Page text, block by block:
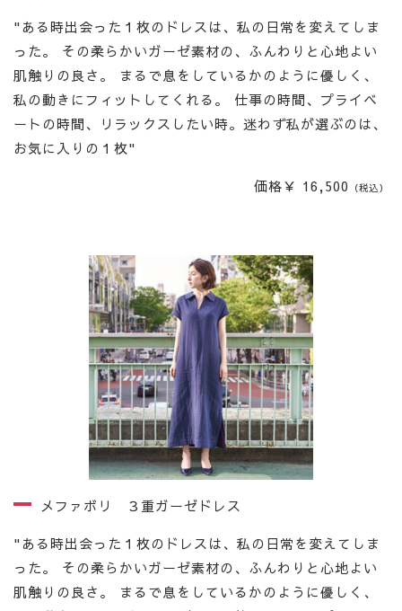
"ある時出会った１枚のドレスは、私の日常を変えてしま
った。 その柔らかいガーゼ素材の、ふんわりと心地よい
肌触りの良さ。 まるで息をしているかのように優しく、
私の動きにフィットしてくれる。 仕事の時間、プライベ
ートの時間、リラックスしたい時。迷わず私が選ぶのは、
お気に入りの１枚"
価格￥ 16,500 （税込）
メファボリ ３重ガーゼドレス
"ある時出会った１枚のドレスは、私の日常を変えてしま
った。 その柔らかいガーゼ素材の、ふんわりと心地よい
肌触りの良さ。 まるで息をしているかのように優しく、